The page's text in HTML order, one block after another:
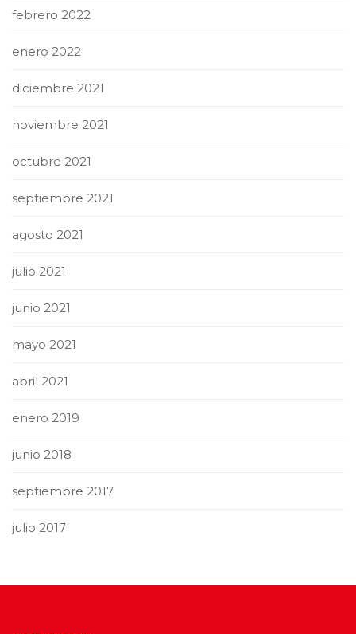
febrero 2022
enero 2022
diciembre 2021
noviembre 2021
octubre 2021
septiembre 2021
agosto 2021
julio 2021
junio 2021
mayo 2021
abril 2021
enero 2019
junio 2018
septiembre 2017
julio 2017